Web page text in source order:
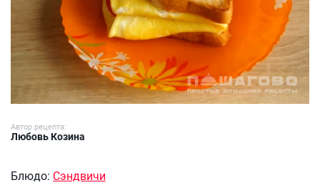
Автор рецепта:
Любовь Козина
Блюдо: Сэндвичи